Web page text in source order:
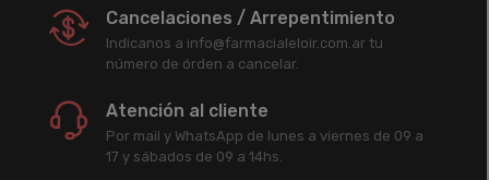
Cancelaciones / Arrepentimiento
Indicanos a info@farmacialeloir.com.ar tu
número de órden a cancelar.
Atención al cliente
Por mail y WhatsApp de lunes a viernes de 09 a
17 y sábados de 09 a 14hs.